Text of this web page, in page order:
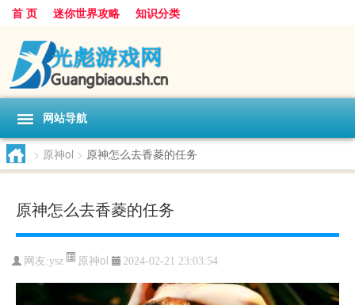
首 页 迷你世界攻略 知识分类
网站导航
> 原神ol > 原神怎么去香菱的任务
原神怎么去香菱的任务
网友:ysz 原神ol 2024-02-21 23:03:54